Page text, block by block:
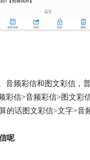
音频彩信和图文彩信，
彩信>音频彩信>图文彩
的话图文彩信>文字>音
呢